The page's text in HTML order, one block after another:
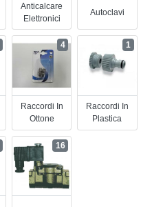
Anticalcare
Elettronici
Autoclavi
Raccordi In
Ottone
4
Raccordi In
Plastica
1
16